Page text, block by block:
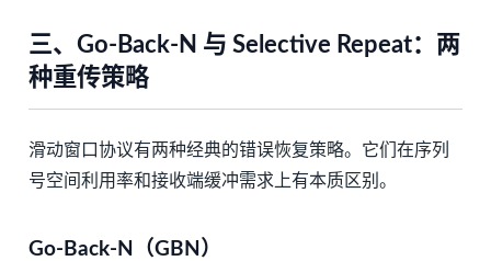
三、Go-Back-N 与 Selective Repeat：两
种重传策略
滑动窗口协议有两种经典的错误恢复策略。它们在序列
号空间利用率和接收端缓冲需求上有本质区别。
Go-Back-N（GBN）